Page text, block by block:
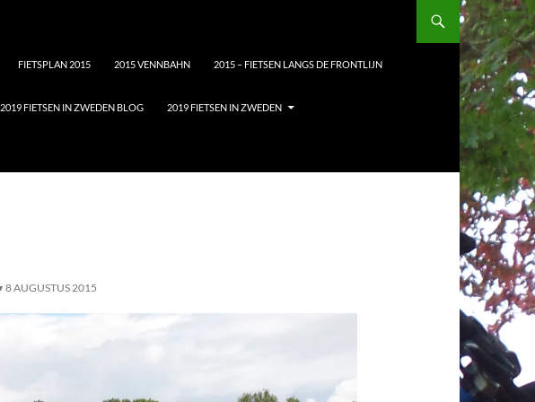
FIETSPLAN 2015 2015 VENNBAHN 2015 – FIETSEN LANGS DE FRONTLIJN
2019 FIETSEN IN ZWEDEN BLOG 2019 FIETSEN IN ZWEDEN
8 AUGUSTUS 2015